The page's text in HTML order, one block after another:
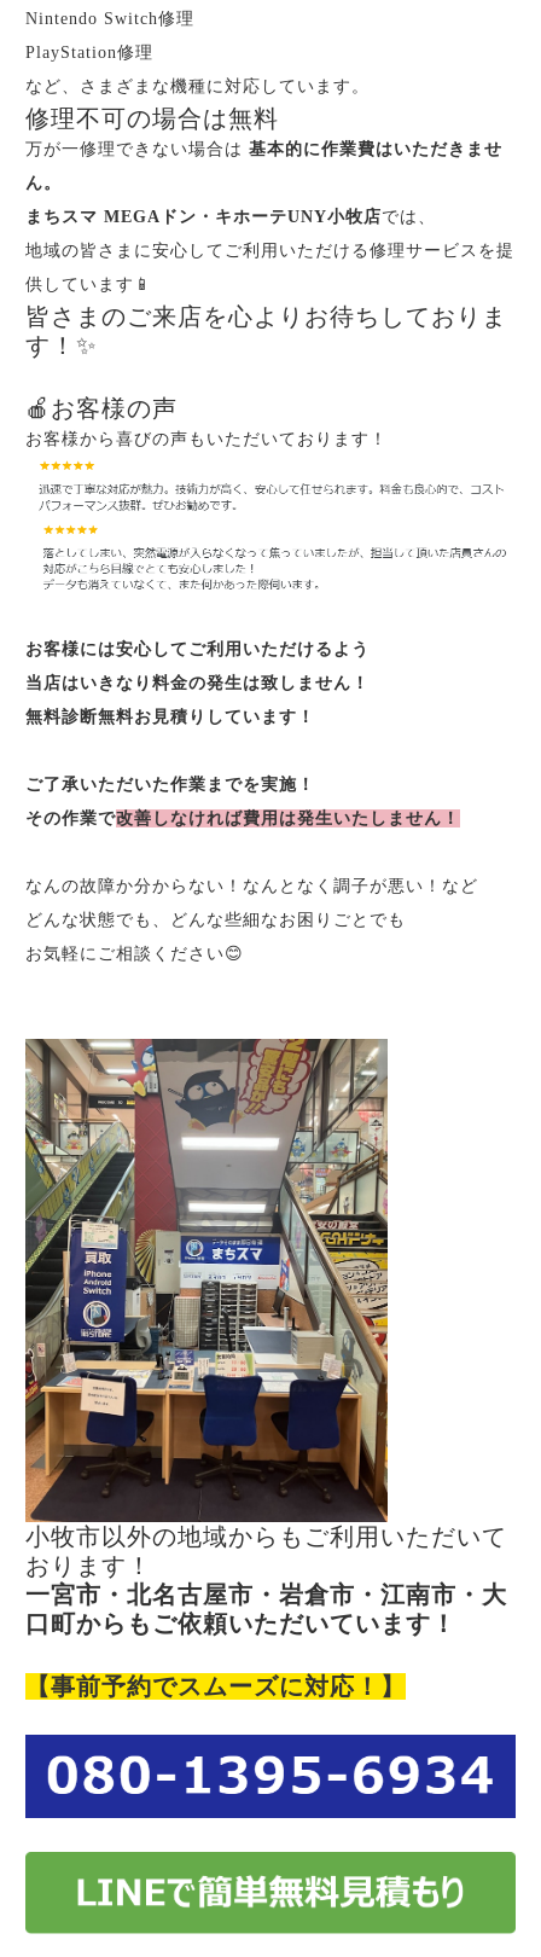
Nintendo Switch修理
PlayStation修理
など、さまざまな機種に対応しています。
修理不可の場合は無料
万が一修理できない場合は 基本的に作業費はいただきませ
ん。
まちスマ MEGAドン・キホーテUNY小牧店では、
地域の皆さまに安心してご利用いただける修理サービスを提
供しています📱
皆さまのご来店を心よりお待ちしておりま
す！✨
🍎お客様の声
お客様から喜びの声もいただいております！
お客様には安心してご利用いただけるよう
当店はいきなり料金の発生は致しません！
無料診断無料お見積りしています！
ご了承いただいた作業までを実施！
その作業で改善しなければ費用は発生いたしません！
なんの故障か分からない！なんとなく調子が悪い！など
どんな状態でも、どんな些細なお困りごとでも
お気軽にご相談ください😊
小牧市以外の地域からもご利用いただいて
おります！
一宮市・北名古屋市・岩倉市・江南市・大
口町からもご依頼いただいています！
【事前予約でスムーズに対応！】